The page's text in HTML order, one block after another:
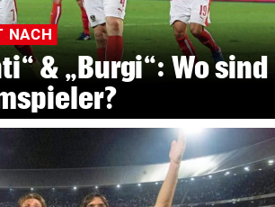
NACH
& „Burgi“: Wo sind